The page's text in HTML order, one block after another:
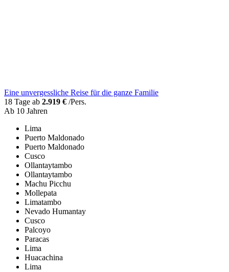
Eine unvergessliche Reise für die ganze Familie
18 Tage ab 2.919 € /Pers.
Ab 10 Jahren
Lima
Puerto Maldonado
Puerto Maldonado
Cusco
Ollantaytambo
Ollantaytambo
Machu Picchu
Mollepata
Limatambo
Nevado Humantay
Cusco
Palcoyo
Paracas
Lima
Huacachina
Lima